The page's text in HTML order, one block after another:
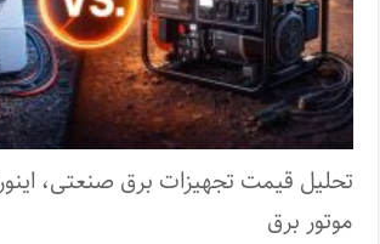
تحلیل قیمت تجهیزات برق صنعتی،
موتور برق